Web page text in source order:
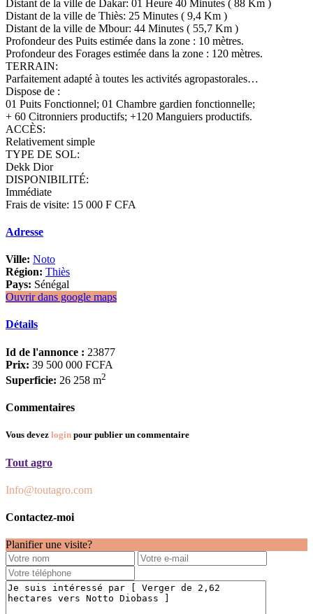
Distant de la ville de Dakar: 01 Heure 40 Minutes ( 88 Km )
Distant de la ville de Thiès: 25 Minutes ( 9,4 Km )
Distant de la ville de Mbour: 44 Minutes ( 55,7 Km )
Profondeur des Puits estimée dans la zone : 10 mètres.
Profondeur des Forages estimée dans la zone : 120 mètres.
TERRAIN:
Parfaitement adapté à toutes les activités agropastorales…
Dispose de :
01 Puits Fonctionnel; 01 Chambre gardien fonctionnelle;
+ 60 Citronniers productifs; +120 Manguiers productifs.
ACCÈS:
Relativement simple
TYPE DE SOL:
Dekk Dior
DISPONIBILITÉ:
Immédiate
Frais de visite: 15 000 F CFA
Adresse
Ville: Noto
Région: Thiès
Pays: Sénégal
Ouvrir dans google maps
Détails
Id de l'annonce : 23877
Prix: 39 500 000 FCFA
Superficie: 26 258 m2
Commentaires
Vous devez login pour publier un commentaire
Tout agro
Info@toutagro.com
Contactez-moi
Planifier une visite?